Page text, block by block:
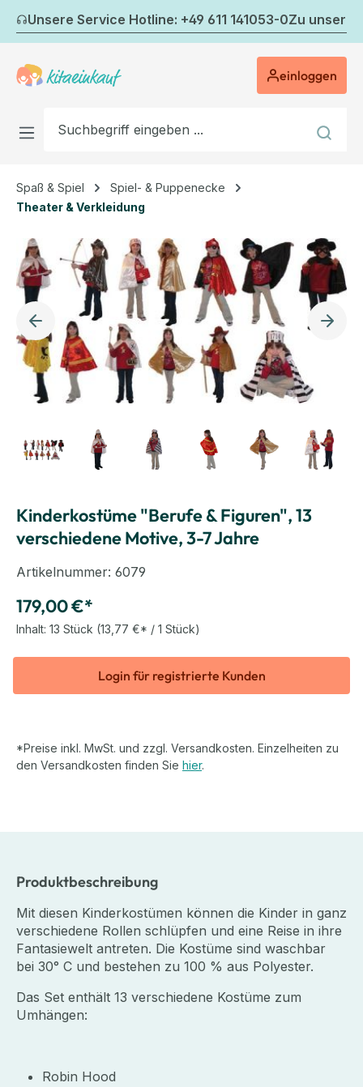
Zum Hauptinhalt springen
Unsere Service Hotline: +49 611 141053-0Zu
einloggen
Spaß & Spiel
Spiel- & Puppenecke
Theater & Verkleidung
Bildergalerie überspringen
Kinderkostüme "Berufe & Figuren", 13
verschiedene Motive, 3-7 Jahre
Artikelnummer: 6079
179,00 €*
Inhalt: 13 Stück (13,77 €* / 1 Stück)
Login für registrierte Kunden
*Preise inkl. MwSt. und zzgl. Versandkosten. Einzelheiten zu
den Versandkosten finden Sie hier.
Produktbeschreibung
Mit diesen Kinderkostümen können die Kinder in ganz
verschiedene Rollen schlüpfen und eine Reise in ihre
Fantasiewelt antreten. Die Kostüme sind waschbar
bei 30° C und bestehen zu 100 % aus Polyester.
Das Set enthält 13 verschiedene Kostüme zum
Umhängen:
Robin Hood